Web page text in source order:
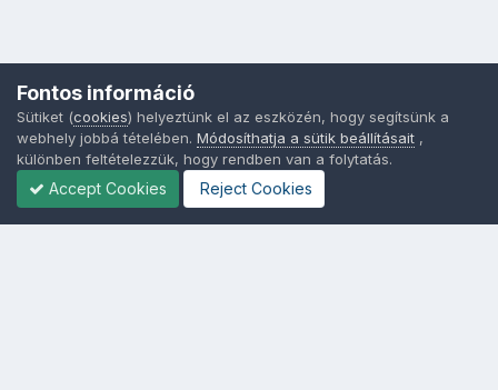
Fontos információ
Sütiket (cookies) helyeztünk el az eszközén, hogy segítsünk a
webhely jobbá tételében. Módosíthatja a sütik beállításait ,
különben feltételezzük, hogy rendben van a folytatás.
Accept Cookies Reject Cookies